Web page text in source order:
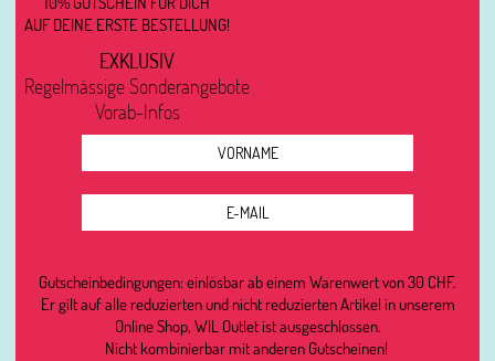
AUF DEINE ERSTE BESTELLUNG!
EXKLUSIV
Regelmässige Sonderangebote
Vorab-Infos
Gutscheinbedingungen: einlösbar ab einem Warenwert von 30 CHF.
Er gilt auf alle reduzierten und nicht reduzierten Artikel in unserem
Online Shop, WIL Outlet ist ausgeschlossen.
Nicht kombinierbar mit anderen Gutscheinen!